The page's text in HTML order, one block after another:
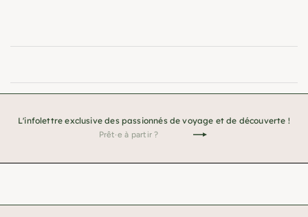
L'infolettre exclusive des passionnés de voyage et de découverte !
Je
!
Prêt·e
partir